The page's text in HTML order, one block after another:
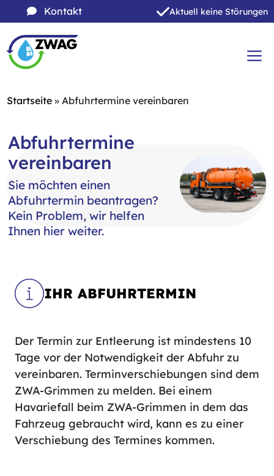
Inhalt
springen
Kontakt Aktuell keine Störungen
Inhalt
springen
Startseite »Abfuhrtermine vereinbaren
Abfuhrtermine
vereinbaren
Sie möchten einen
Abfuhrtermin beantragen?
Kein Problem, wir helfen
Ihnen hier weiter.
IHR ABFUHRTERMIN
Der Termin zur Entleerung ist mindestens 10
Tage vor der Notwendigkeit der Abfuhr zu
vereinbaren. Terminverschiebungen sind dem
ZWA-Grimmen zu melden. Bei einem
Havariefall beim ZWA-Grimmen in dem das
Fahrzeug gebraucht wird, kann es zu einer
Verschiebung des Termines kommen.